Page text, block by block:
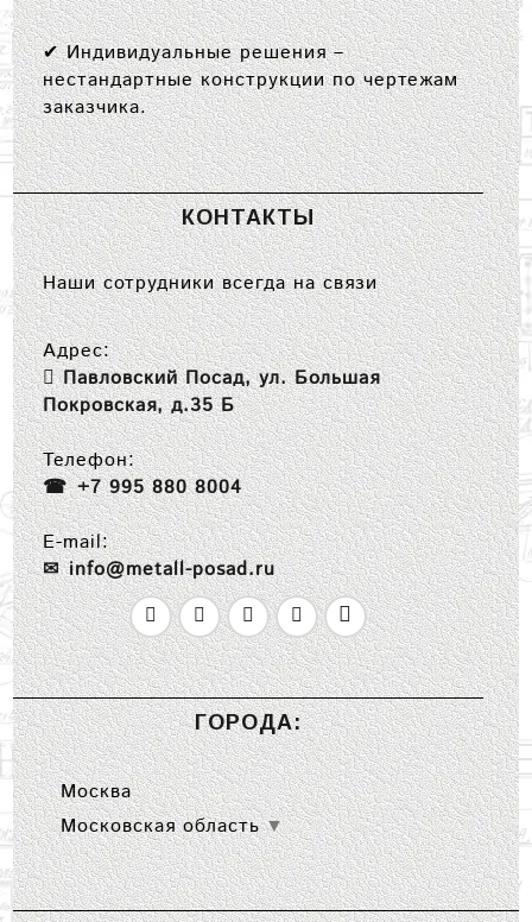
✔Индивидуальные решения–
нестандартные конструкции по чертежам
заказчика.
КОНТАКТЫ
Наши сотрудники всегда на связи
Адрес:
Павловский Посад, ул. Большая
Покровская, д.35 Б
Телефон:
+7 995 880 8004
E-mail:
info@metall-posad.ru
ГОРОДА:
Москва
Московская область ▼